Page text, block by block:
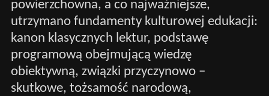
powierzchowna, a co najważniejsze,
utrzymano fundamenty kulturowej edukacji:
kanon klasycznych lektur, podstawę
programową obejmującą wiedzę
obiektywną, związki przyczynowo –
skutkowe, tożsamość narodową,